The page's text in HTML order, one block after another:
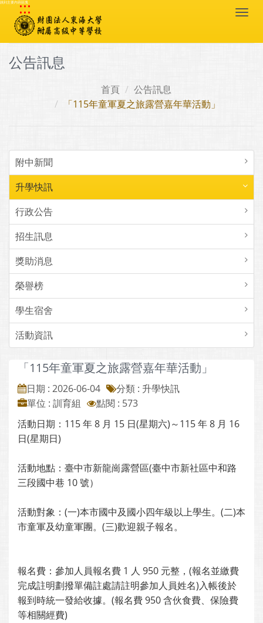
跳到主要內容區塊
:::
公告訊息
首頁
公告訊息
「115年童軍夏之旅露營嘉年華活動」
附中新聞
升學快訊
行政公告
招生訊息
獎助消息
榮譽榜
學生宿舍
活動資訊
「115年童軍夏之旅露營嘉年華活動」
日期 : 2026-06-04
分類 : 升學快訊
單位 : 訓育組
點閱 : 573
活動日期：115 年 8 月 15 日(星期六)～115 年 8 月 16
日(星期日)
活動地點：臺中市新龍崗露營區(臺中市新社區中和路
三段國中巷 10 號）
活動對象：(一)本市國中及國小四年級以上學生。(二)本
市童軍及幼童軍團。(三)歡迎親子報名。
報名費：參加人員報名費 1 人 950 元整，(報名並繳費
完成註明劃撥單備註處請註明參加人員姓名)入帳後於
報到時統一發給收據。(報名費 950 含伙食費、保險費
等相關經費)